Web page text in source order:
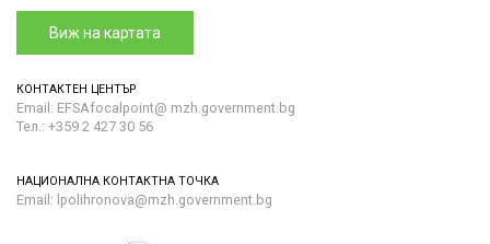
Виж на картата
КОНТАКТЕН ЦЕНТЪР
Email: EFSAfocalpoint@ mzh.government.bg
Тел.: +359 2 427 30 56
НАЦИОНАЛНА КОНТАКТНА ТОЧКА
Email: lpolihronova@mzh.government.bg